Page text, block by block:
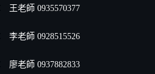
王老師 0935570377
李老師 0928515526
廖老師 0937882833